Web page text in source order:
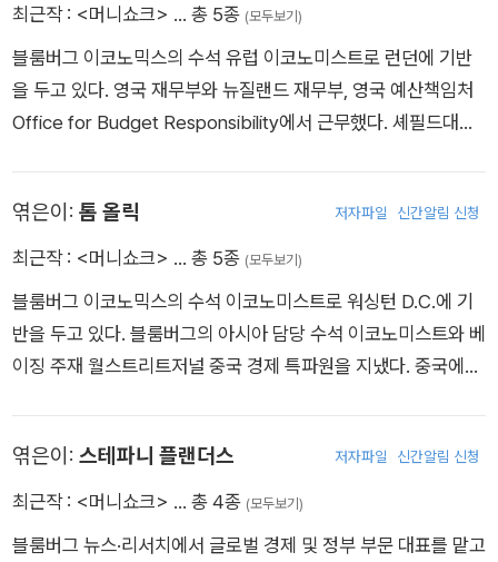
최근작 : <머니쇼크> … 총 5종 (모두보기)
블룸버그 이코노믹스의 수석 유럽 이코노미스트로 런던에 기반
을 두고 있다. 영국 재무부와 뉴질랜드 재무부, 영국 예산책임처
Office for Budget Responsibility에서 근무했다. 셰필드대학
엮은이: 톰 올릭 저자파일 신간알림 신청
최근작 : <머니쇼크> … 총 5종 (모두보기)
블룸버그 이코노믹스의 수석 이코노미스트로 워싱턴 D.C.에 기
반을 두고 있다. 블룸버그의 아시아 담당 수석 이코노미스트와 베
이징 주재 월스트리트저널 중국 경제 특파원을 지냈다. 중국에서
해Understanding China’s Economic Indicators》와 《차이나:
결코 터지지 않는 버블 China: The Bubble that Never Pops》
엮은이: 스테파니 플랜더스 저자파일 신간알림 신청
최근작 : <머니쇼크> … 총 4종 (모두보기)
블룸버그 뉴스·리서치에서 글로벌 경제 및 정부 부문 대표를 맡고